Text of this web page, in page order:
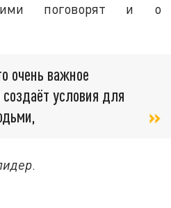
поговорят и о
очень важное
условия для
.